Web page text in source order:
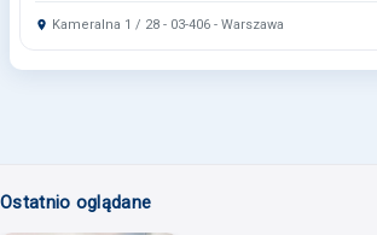
Kameralna 1 / 28 - 03-406 - Warszawa
Ostatnio oglądane